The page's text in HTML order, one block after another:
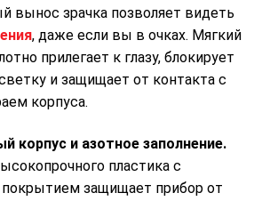
вынос зрачка позволяет видеть
, даже если вы в очках. Мягкий
прилегает к глазу, блокирует
и защищает от контакта с
корпуса.
корпус и азотное заполнение.
пластика с
защищает прибор от